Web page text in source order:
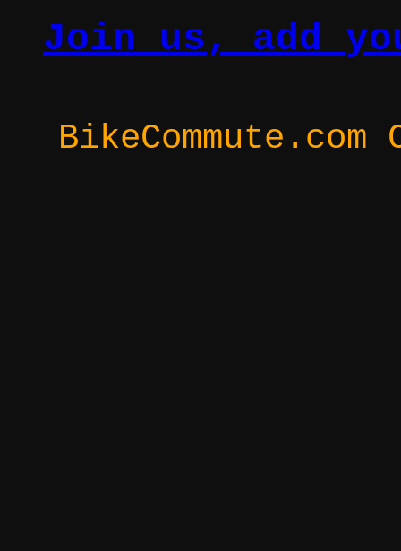
Join us, add